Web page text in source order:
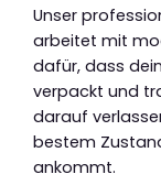
Unser
arbeitet mit
dafür, dass
verpackt und
darauf
bestem
ankommt.